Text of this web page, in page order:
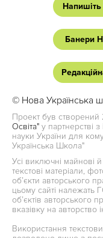
Банери
© Нова Українська
Проект був створений
Освіта" у партнерстві з
науки України для
Українська Школа"
Усі виключні майнові
текстові матеріали,
об’єкти авторського
цьому сайті належать
об’єктів авторського
вказівку на авторство
Використання